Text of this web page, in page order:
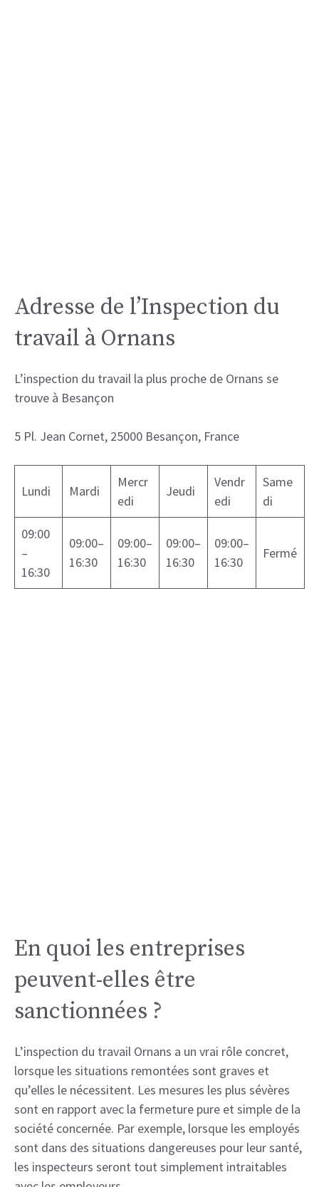
Adresse de l’Inspection du
travail à Ornans
L’inspection du travail la plus proche de Ornans se
trouve à Besançon
5 Pl. Jean Cornet, 25000 Besançon, France
Lundi Mardi
Mercr
edi
Jeudi
Vendr
edi
Same
di
09:00
–
16:30
09:00–
16:30
09:00–
16:30
09:00–
16:30
09:00–
16:30
Fermé
En quoi les entreprises
peuvent-elles être
sanctionnées ?
L’inspection du travail Ornans a un vrai rôle concret,
lorsque les situations remontées sont graves et
qu’elles le nécessitent. Les mesures les plus sévères
sont en rapport avec la fermeture pure et simple de la
société concernée. Par exemple, lorsque les employés
sont dans des situations dangereuses pour leur santé,
les inspecteurs seront tout simplement intraitables